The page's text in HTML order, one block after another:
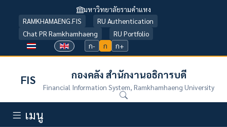
มหาวิทยาลัยรามคำแหง
RAMKHAMAENG.FIS
RU Authentication
Chat PR Ramkhamhaeng
RU Portfolio
ก-
ก ก+
FIS กองคลัง สำนักงานอธิการบดี
Financial Information System, Ramkhamhaeng University
เมนู